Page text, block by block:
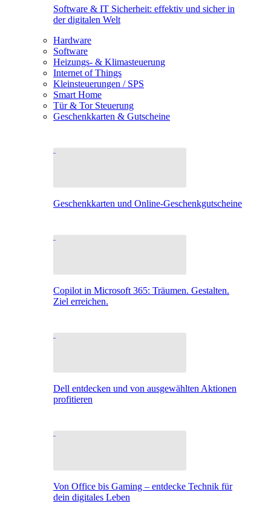
Software & IT Sicherheit: effektiv und sicher in
der digitalen Welt
Hardware
Software
Heizungs- & Klimasteuerung
Internet of Things
Kleinsteuerungen / SPS
Smart Home
Tür & Tor Steuerung
Geschenkkarten & Gutscheine
Geschenkkarten und Online-Geschenkgutscheine
Copilot in Microsoft 365: Träumen. Gestalten.
Ziel erreichen.
Dell entdecken und von ausgewählten Aktionen
profitieren
Von Office bis Gaming – entdecke Technik für
dein digitales Leben